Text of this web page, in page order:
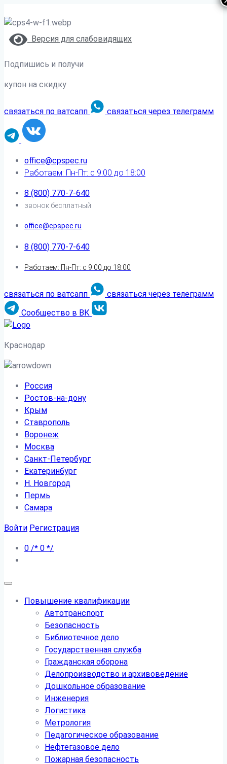
Версия для слабовидящих
Подпишись и получи
купон на скидку
связаться по ватсапп связаться через телеграмм
office@cpspec.ru
Работаем: Пн-Пт: с 9:00 до 18:00
8 (800) 770-7-640
звонок бесплатный
office@cpspec.ru
8 (800) 770-7-640
Работаем: Пн-Пт: с 9:00 до 18:00
связаться по ватсапп
связаться через телеграмм
Сообщество в ВК
Краснодар
Россия
Ростов-на-дону
Крым
Ставрополь
Воронеж
Москва
Санкт-Петербург
Екатеринбург
Н. Новгород
Пермь
Самара
Войти Регистрация
0 /* 0 */
Повышение квалификации
Автотранспорт
Безопасность
Библиотечное дело
Государственная служба
Гражданская оборона
Делопроизводство и архивоведение
Дошкольное образование
Инженерия
Логистика
Метрология
Педагогическое образование
Нефтегазовое дело
Пожарная безопасность